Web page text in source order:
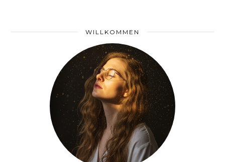
WILLKOMMEN